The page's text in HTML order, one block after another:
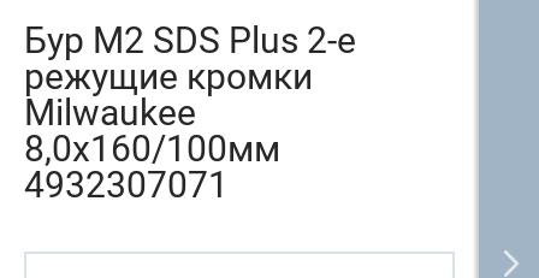
Бур M2 SDS Plus 2-е
режущие кромки
Milwaukee
8,0х160/100мм
4932307071